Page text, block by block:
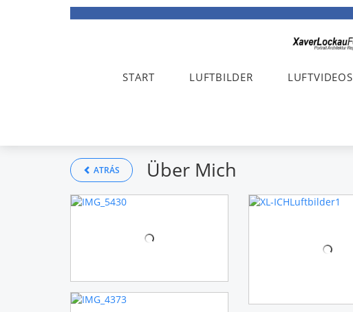
START LUFTBILDER LUFTVIDEOS
ATRÁS Über Mich